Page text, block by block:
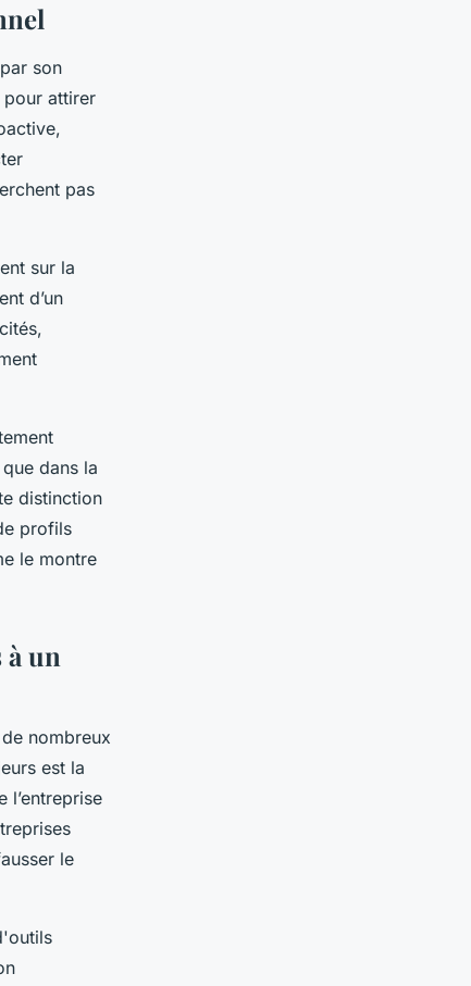
son
pour attirer
pas
sur la
d’un
dans la
distinction
profils
le montre
un
nombreux
est la
l’entreprise
le